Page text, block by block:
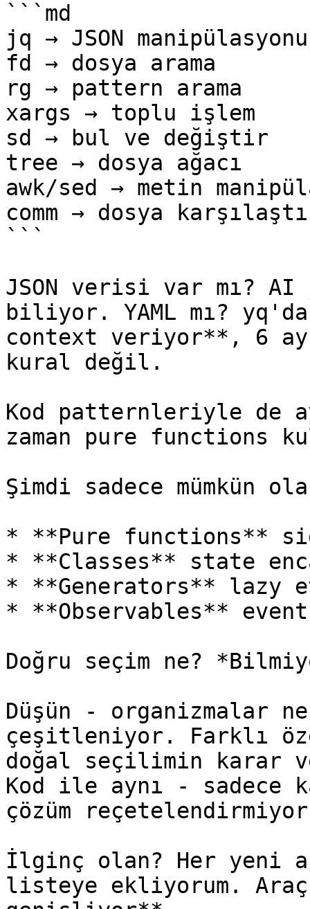
```md
jq → JSON manipülasyonu
fd → dosya arama
rg → pattern arama
xargs → toplu işlem
sd → bul ve değiştir
tree → dosya ağacı
awk/sed → metin
comm → dosya
```
JSON verisi var mı?
biliyor. YAML mı?
context veriyor**, 6 ay
kural değil.
Kod patternleriyle de
zaman pure functions
Şimdi sadece mümkün
* **Pure functions**
* **Classes** state
* **Generators** lazy
* **Observables**
Doğru seçim ne?
Düşün - organizmalar
çeşitleniyor. Farklı
doğal seçilimin karar
Kod ile aynı - sadece
çözüm
İlginç olan? Her yeni
listeye ekliyorum.